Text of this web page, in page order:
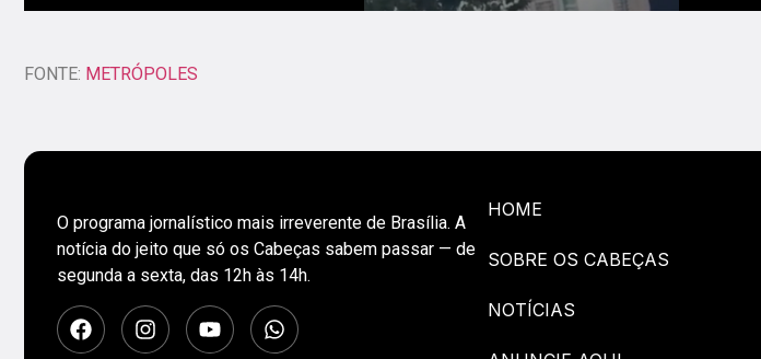
FONTE: METRÓPOLES
O programa jornalístico mais irreverente de Brasília. A
notícia do jeito que só os Cabeças sabem passar — de
segunda a sexta, das 12h às 14h.
HOME
SOBRE OS CABEÇAS
NOTÍCIAS